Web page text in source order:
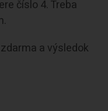
číslo 4. Treba
a výsledok